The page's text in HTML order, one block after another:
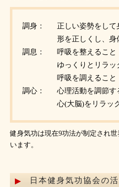
調身：
正しい姿勢をして
形を正しくし、身
調息：
呼吸を整えること
ゆっくりとリラ
呼吸を調えること
調心：
心理活動を調節す
心(大脳)をリラッ
健身気功は現在9功法が制定され
います。
日本健身気功協会の